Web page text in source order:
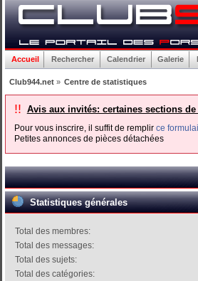
Accueil Rechercher Calendrier Galerie
Club944.net» Centre de statistiques
!! Avis aux invités: certaines sections
Pour vous inscrire, il suffit de remplir ce
Petites annonces de pièces détachées
Statistiques générales
Total des membres:
Total des messages:
Total des sujets:
Total des catégories: